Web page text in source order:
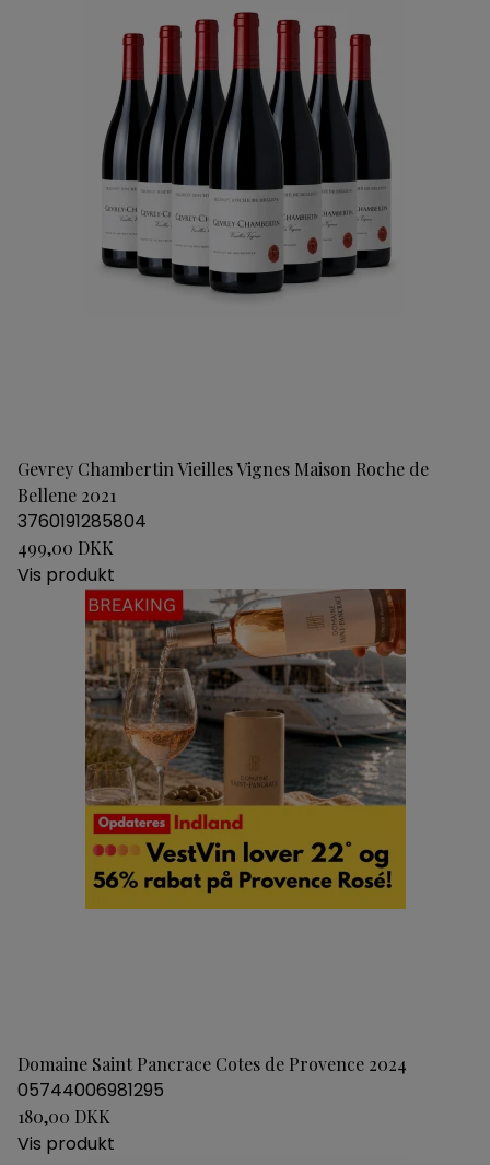
Gevrey Chambertin Vieilles Vignes Maison Roche de
Bellene 2021
3760191285804
499,00 DKK
Vis produkt
Domaine Saint Pancrace Cotes de Provence 2024
05744006981295
180,00 DKK
Vis produkt